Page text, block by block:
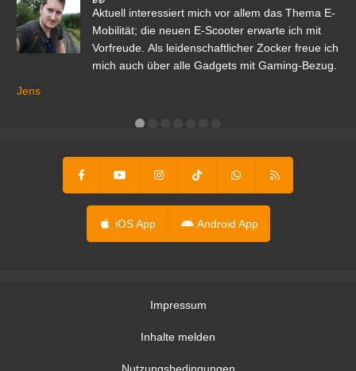
Aktuell interessiert mich vor allem das Thema E-
Mobilität; die neuen E-Scooter erwarte ich mit
Vorfreude. Als leidenschaftlicher Zocker freue ich
mich auch über alle Gadgets mit Gaming-Bezug.
Jens
iOS App Android App
Impressum
Inhalte melden